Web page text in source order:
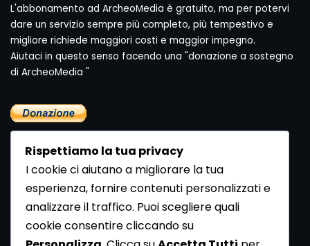
L'abbonamento ad ArcheoMedia è gratuito, ma per potervi
dare un servizio sempre più completo, più tempestivo e
migliore richiede maggiori costi e maggior impegno.
Aiutaci in questo senso facendo una "donazione a sostegno
di ArcheoMedia "
Newsletter
Se vuoi ricevere la Rivista gratuita di archeologia realizzata
Rispettiamo la tua privacy
I cookie ci aiutano a migliorare la tua
esperienza, fornire contenuti personalizzati e
analizzare il traffico. Puoi scegliere quali
cookie consentire cliccando su